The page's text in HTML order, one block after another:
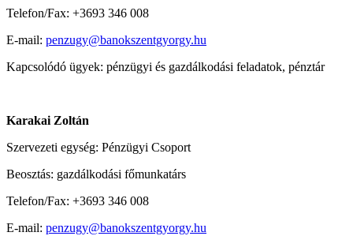
Telefon/Fax: +3693 346 008
E-mail: penzugy@banokszentgyorgy.hu
Kapcsolódó ügyek: pénzügyi és gazdálkodási feladatok, pénztár
Karakai Zoltán
Szervezeti egység: Pénzügyi Csoport
Beosztás: gazdálkodási főmunkatárs
Telefon/Fax: +3693 346 008
E-mail: penzugy@banokszentgyorgy.hu